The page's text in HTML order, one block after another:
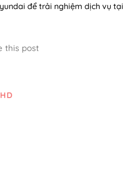
để trải nghiệm dịch vụ tại
this post